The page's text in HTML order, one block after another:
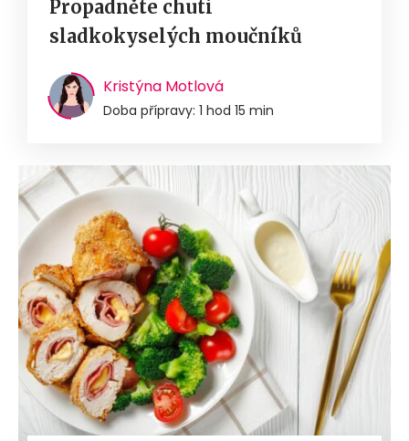
Propadněte chuti
sladkokyselých moučníků
Kristýna Motlová
Doba přípravy: 1 hod 15 min